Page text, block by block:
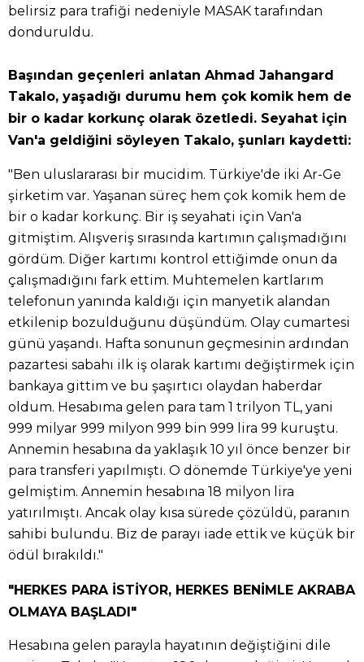
belirsiz para trafiği nedeniyle MASAK tarafından
donduruldu.
Başından geçenleri anlatan Ahmad Jahangard
Takalo, yaşadığı durumu hem çok komik hem de
bir o kadar korkunç olarak özetledi. Seyahat için
Van'a geldiğini söyleyen Takalo, şunları kaydetti:
"Ben uluslararası bir mucidim. Türkiye'de iki Ar-Ge
şirketim var. Yaşanan süreç hem çok komik hem de
bir o kadar korkunç. Bir iş seyahati için Van'a
gitmiştim. Alışveriş sırasında kartımın çalışmadığını
gördüm. Diğer kartımı kontrol ettiğimde onun da
çalışmadığını fark ettim. Muhtemelen kartlarım
telefonun yanında kaldığı için manyetik alandan
etkilenip bozulduğunu düşündüm. Olay cumartesi
günü yaşandı. Hafta sonunun geçmesinin ardından
pazartesi sabahı ilk iş olarak kartımı değiştirmek için
bankaya gittim ve bu şaşırtıcı olaydan haberdar
oldum. Hesabıma gelen para tam 1 trilyon TL, yani
999 milyar 999 milyon 999 bin 999 lira 99 kuruştu.
Annemin hesabına da yaklaşık 10 yıl önce benzer bir
para transferi yapılmıştı. O dönemde Türkiye'ye yeni
gelmiştim. Annemin hesabına 18 milyon lira
yatırılmıştı. Ancak olay kısa sürede çözüldü, paranın
sahibi bulundu. Biz de parayı iade ettik ve küçük bir
ödül bırakıldı."
"HERKES PARA İSTİYOR, HERKES BENİMLE AKRABA
OLMAYA BAŞLADI"
Hesabına gelen parayla hayatının değiştiğini dile